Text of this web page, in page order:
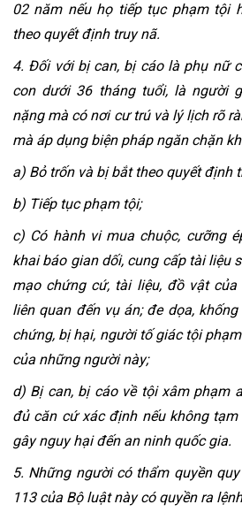
02 năm nếu họ tiếp tục phạm tội
theo quyết định truy nã.
4. Đối với bị can, bị cáo là phụ nữ
con dưới 36 tháng tuổi, là người
nặng mà có nơi cư trú và lý lịch rõ
mà áp dụng biện pháp ngăn chặn
a) Bỏ trốn và bị bắt theo quyết định
b) Tiếp tục phạm tội;
c) Có hành vi mua chuộc, cưỡng
khai báo gian dối, cung cấp tài liệu
mạo chứng cứ, tài liệu, đồ vật
liên quan đến vụ án; đe dọa,
chứng, bị hại, người tố giác tội
của những người này;
d) Bị can, bị cáo về tội xâm phạm
đủ căn cứ xác định nếu không
gây nguy hại đến an ninh quốc gia.
5. Những người có thẩm quyền
113 của Bộ luật này có quyền ra